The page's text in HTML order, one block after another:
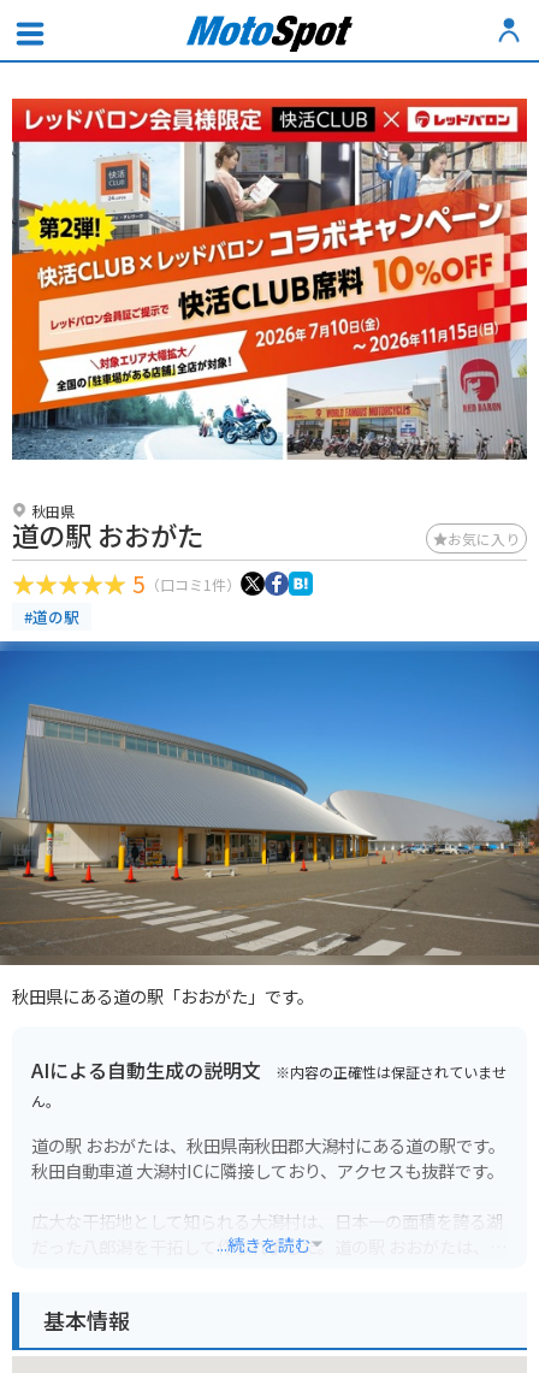
秋田県
道の駅 おおがた お気に入り
5 （口コミ1件）
#道の駅
秋田県にある道の駅「おおがた」です。
AIによる自動生成の説明文 ※内容の正確性は保証されていませ
ん。
道の駅 おおがたは、秋田県南秋田郡大潟村にある道の駅です。
秋田自動車道 大潟村ICに隣接しており、アクセスも抜群です。
広大な干拓地として知られる大潟村は、日本一の面積を誇る湖
だった八郎潟を干拓して作られました。道の駅 おおがたは、そ
特産品販売コーナーでは、地元で採れた新鮮な野菜や果物が人
...続きを読む
基本情報